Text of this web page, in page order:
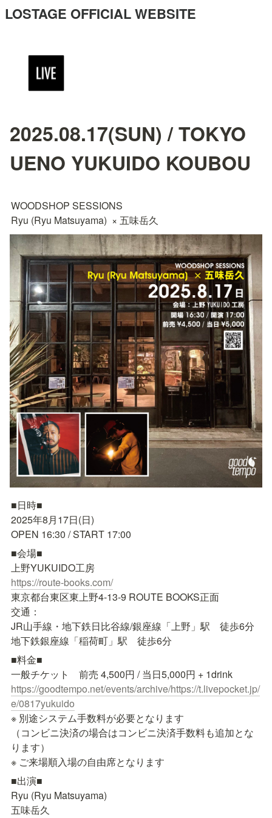
LOSTAGE OFFICIAL WEBSITE
2025.08.17(SUN) / TOKYO
UENO YUKUIDO KOUBOU
WOODSHOP SESSIONS
Ryu (Ryu Matsuyama)  × 五味岳久
■日時■
2025年8月17日(日)
OPEN 16:30 / START 17:00
■会場■
https://route-books.com/
東京都台東区東上野4-13-9 ROUTE BOOKS正面
交通：
JR山手線・地下鉄日比谷線/銀座線「上野」駅　徒歩6分
地下鉄銀座線「稲荷町」駅　徒歩6分
■料金■
https://goodtempo.net/events/archive/https://t.livepocket.jp/
e/0817yukuido
※ 別途システム手数料が必要となります
（コンビニ決済の場合はコンビニ決済手数料も追加とな
ります）
※ ご来場順入場の自由席となります
■出演■
Ryu (Ryu Matsuyama)
五味岳久